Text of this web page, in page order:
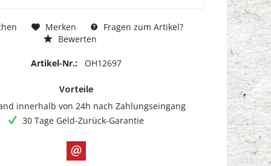
Merken
Fragen zum Artikel?
Bewerten
Artikel-Nr.: OH12697
Vorteile
innerhalb von 24h nach Zahlungseingang
30 Tage Geld-Zurück-Garantie